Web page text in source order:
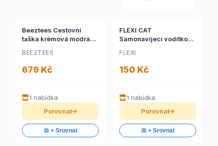
Beeztees Cestovní
taška krémová modrá
BEEZTEES
679 Kč
1 nabídka
Porovnat
⚖️ + Srovnat
FLEXI CAT
Samonavíjecí vodítko
FLEXI
150 Kč
1 nabídka
Porovnat
⚖️ + Srovnat